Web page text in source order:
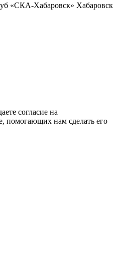
«СКА-Хабаровск» Хабаровск
согласие на
помогающих нам сделать его